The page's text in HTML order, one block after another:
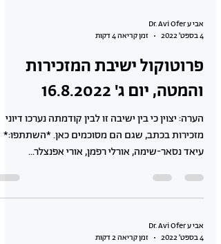
אבי ע Dr. Avi Ofer
4 בספט׳ 2022
זמן קריאה 4 דקות
פרוטוקול ישיבת המזכירות
והמטה, יום ג' 16.8.2022
הערה: יצוין כי בין ישיבה זו לבין קודמתה נערכו דיוני
מזכירות בכתב, שגם הם מסוכמים כאן. *השתתפו:*
עיאד נסאר-שימה, אורלי רפמן, אורי אפנצלר...
אבי ע Dr. Avi Ofer
4 בספט׳ 2022
זמן קריאה 2 דקות